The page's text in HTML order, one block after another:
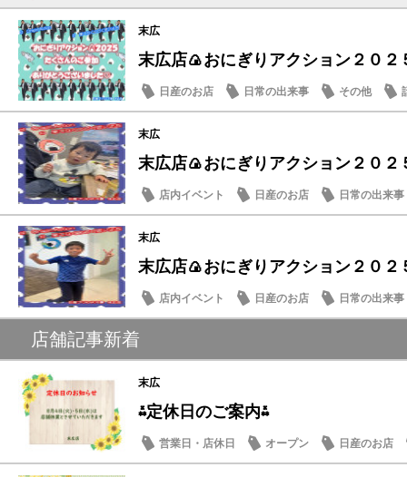
末広
末広店🍙おにぎりアクション２０２
日産のお店 日常の出来事 その他
末広
末広店🍙おにぎりアクション２０２
店内イベント 日産のお店 日常の出来事
末広
末広店🍙おにぎりアクション２０２
店内イベント 日産のお店 日常の出来事
店舗記事新着
末広
⁂定休日のご案内⁂
営業日・店休日 オープン 日産のお店